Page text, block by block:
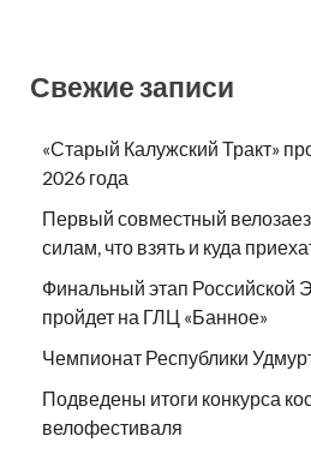
Свежие записи
«Старый Калужский Тракт»
2026 года
Первый совместный
силам, что взять и куда
Финальный этап Российской
пройдет на ГЛЦ «Банное»
Чемпионат Республики
Подведены итоги конкурса
велофестиваля